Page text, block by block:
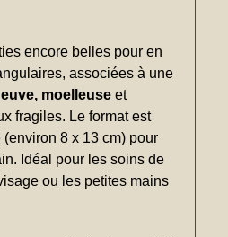
encore belles pour en
associées à une
moelleuse et
fragiles. Le format est
8 x 13 cm) pour
Idéal pour les soins de
ou les petites mains